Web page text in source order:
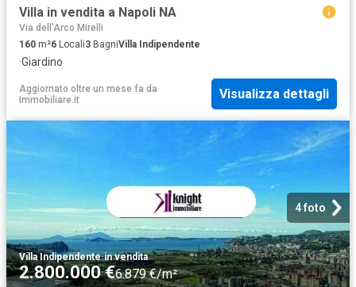
Villa in vendita a Napoli NA
Via dell'Arco Mirelli
160 m²6 Locali3 BagniVilla Indipendente
·Giardino
Aggiornato oltre un mese fa da
Immobiliare.it
Visualizza dettagli
4 foto
Villa Indipendente·in vendita
2.800.000 €6.879 €/m²